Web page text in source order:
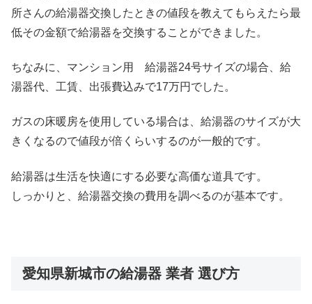
所さんの給湯器交換したときの値段を教えてもらえたら最
低その金額で給湯器を交換することができました。
ちなみに、マンション用 給湯器24号サイズの場合、給
湯器代、工賃、出張費込みで17万円でした。
ガスの床暖房を使用している場合は、給湯器のサイズが大
きくなるので値段が倍くらいするのが一般的です。
給湯器は生活を快適にする必要な高価な道具です。
しっかりと、給湯器交換の費用を調べるのが基本です。
愛知県新城市の給湯器 業者 選び方